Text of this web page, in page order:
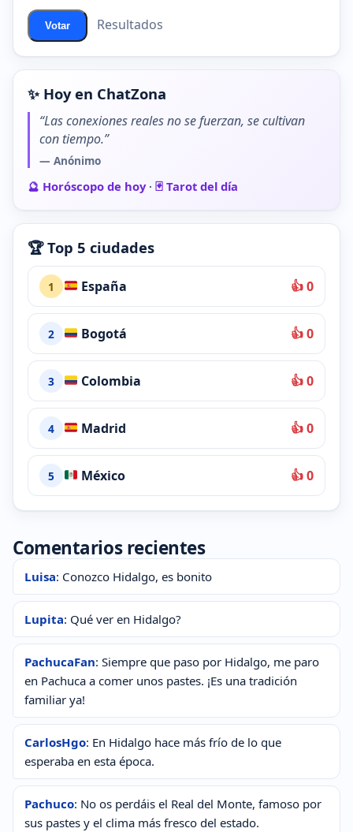
Votar Resultados
✨ Hoy en ChatZona
“Las conexiones reales no se fuerzan, se cultivan
con tiempo.”
— Anónimo
🔮 Horóscopo de hoy· 🃏 Tarot del día
🏆 Top 5 ciudades
1 España 👍 0
2 Bogotá 👍 0
3 Colombia 👍 0
4 Madrid 👍 0
5 México 👍 0
Comentarios recientes
Luisa: Conozco Hidalgo, es bonito
Lupita: Qué ver en Hidalgo?
PachucaFan: Siempre que paso por Hidalgo, me paro
en Pachuca a comer unos pastes. ¡Es una tradición
familiar ya!
CarlosHgo: En Hidalgo hace más frío de lo que
esperaba en esta época.
Pachuco: No os perdáis el Real del Monte, famoso por
sus pastes y el clima más fresco del estado.